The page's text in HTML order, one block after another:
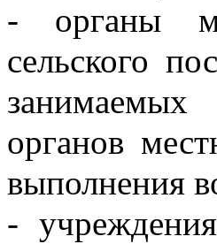
- органы
сельского
органов
выполнения
-